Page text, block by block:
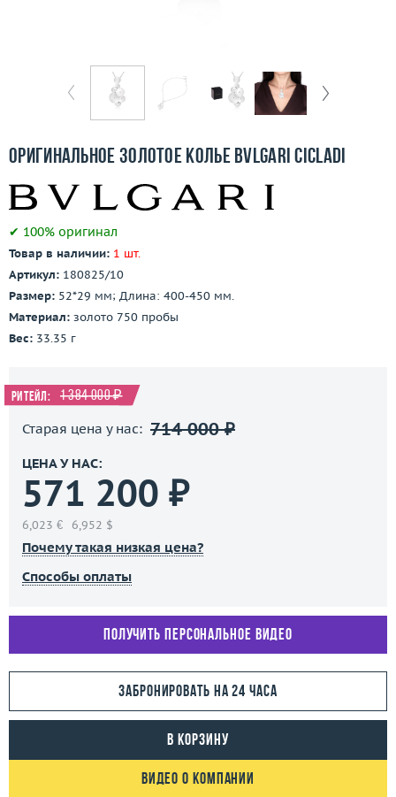
О компании
Оригинальное золотое колье Bvlgari Ciсladi
✔ 100% оригинал
Товар в наличии: 1 шт.
Артикул: 180825/10
Размер: 52*29 мм; Длина: 400-450 мм.
Материал: золото 750 пробы
Вес: 33.35 г
Ритейл: 1 384 000 ₽
Старая цена у нас: 714 000 ₽
ЦЕНА У НАС:
571 200 ₽
6,023 € 6,952 $
Почему такая низкая цена?
Способы оплаты
Получить персональное видео
Забронировать на 24 часа
В корзину
Видео о компании